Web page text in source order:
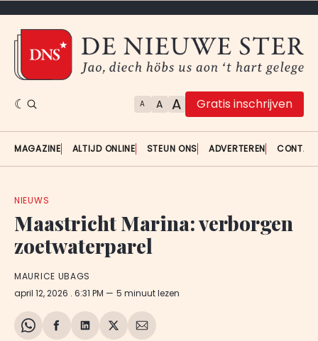
A A A Gratis inschrijven
MAGAZINE ALTIJD ONLINE STEUN ONS ADVERTEREN
NIEUWS
Maastricht Marina: verborgen
zoetwaterparel
MAURICE UBAGS
april 12, 2026 . 6:31 PM 5 minuut lezen
ShareDelenDelenShareDeel